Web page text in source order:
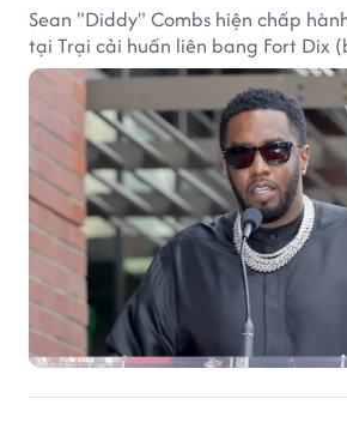
Sean "Diddy" Combs hiện chấp
tại Trại cải huấn liên bang Fort Dix